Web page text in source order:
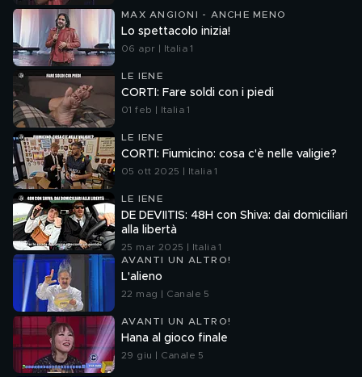
MAX ANGIONI - ANCHE MENO
Lo spettacolo inizia!
06 apr | Italia 1
LE IENE
CORTI: Fare soldi con i piedi
01 feb | Italia 1
LE IENE
CORTI: Fiumicino: cosa c'è nelle valigie?
05 ott 2025 | Italia 1
LE IENE
DE DEVIITIS: 48H con Shiva: dai domiciliari
alla libertà
25 mar 2025 | Italia 1
AVANTI UN ALTRO!
L'alieno
22 mag | Canale 5
AVANTI UN ALTRO!
Hana al gioco finale
29 giu | Canale 5